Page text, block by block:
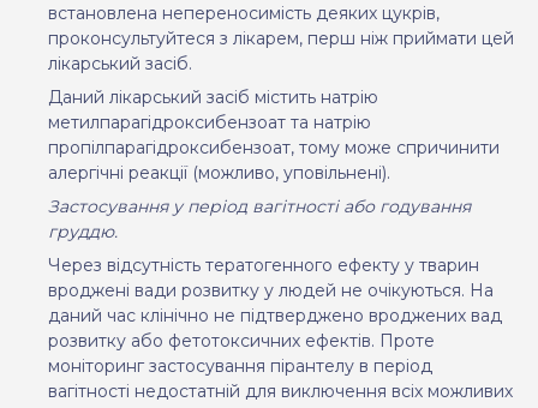
встановлена непереносимість деяких цукрів,
проконсультуйтеся з лікарем, перш ніж приймати цей
лікарський засіб.
Даний лікарський засіб містить натрію
метилпарагідроксибензоат та натрію
пропілпарагідроксибензоат, тому може спричинити
алергічні реакції (можливо, уповільнені).
Застосування у період вагітності або годування
груддю.
Через відсутність тератогенного ефекту у тварин
вроджені вади розвитку у людей не очікуються. На
даний час клінічно не підтверджено вроджених вад
розвитку або фетотоксичних ефектів. Проте
моніторинг застосування пірантелу в період
вагітності недостатній для виключення всіх можливих